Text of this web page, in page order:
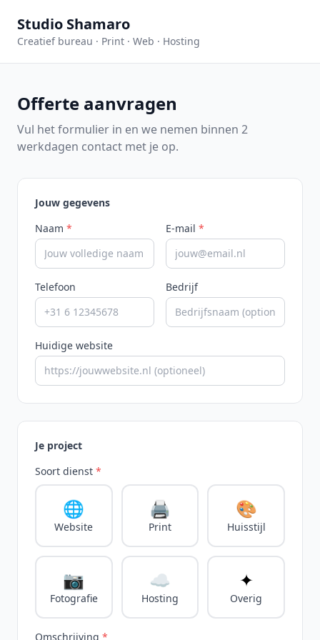
Studio Shamaro
Creatief bureau · Print · Web · Hosting
Offerte aanvragen
Vul het formulier in en we nemen binnen 2
werkdagen contact met je op.
Jouw gegevens
Naam * E-mail *
Telefoon Bedrijf
Huidige website
Je project
Soort dienst *
🌐
Website
🖨️
Print
🎨
Huisstijl
📷
Fotografie
☁️
Hosting
✦
Overig
Omschrijving *